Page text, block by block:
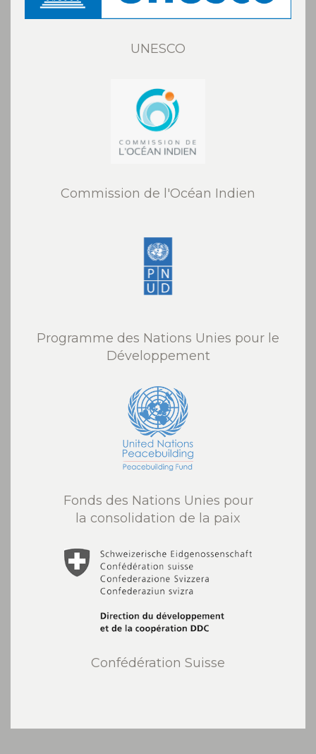
UNESCO
Commission de l'Océan Indien
Programme des Nations Unies pour le
Développement
Fonds des Nations Unies pour
la consolidation de la paix
Confédération Suisse